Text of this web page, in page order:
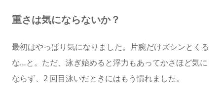
重さは気にならないか？
最初はやっぱり気になりました。片腕だけズシンとくる
な…と。ただ、泳ぎ始めると浮力もあってかさほど気に
ならず、2 回目泳いだときにはもう慣れました。